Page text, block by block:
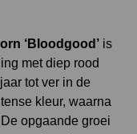
‘Bloodgood’ is
met diep rood
tot ver in de
kleur, waarna
opgaande groei